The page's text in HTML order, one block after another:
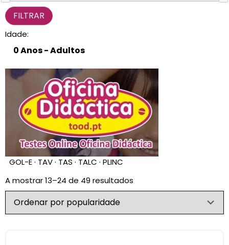
Idade:
GOL-E · TAV · TAS · TALC · PLINC
A mostrar 13–24 de 49 resultados